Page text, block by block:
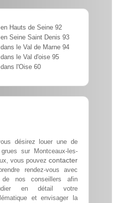
Hauts de Seine 92
Seine Saint Denis 93
le Val de Marne 94
le Val d'oise 95
l'Oise 60
désirez louer une de
sur Montceaux-les-
vous pouvez contacter
rendez-vous avec
de nos conseillers afin
en détail votre
et envisager la